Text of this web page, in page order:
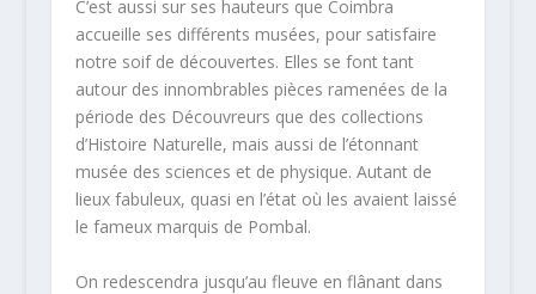
C’est aussi sur ses hauteurs que Coimbra
accueille ses différents musées, pour satisfaire
notre soif de découvertes. Elles se font tant
autour des innombrables pièces ramenées de la
période des Découvreurs que des collections
d’Histoire Naturelle, mais aussi de l’étonnant
musée des sciences et de physique. Autant de
lieux fabuleux, quasi en l’état où les avaient laissé
le fameux marquis de Pombal.
On redescendra jusqu’au fleuve en flânant dans